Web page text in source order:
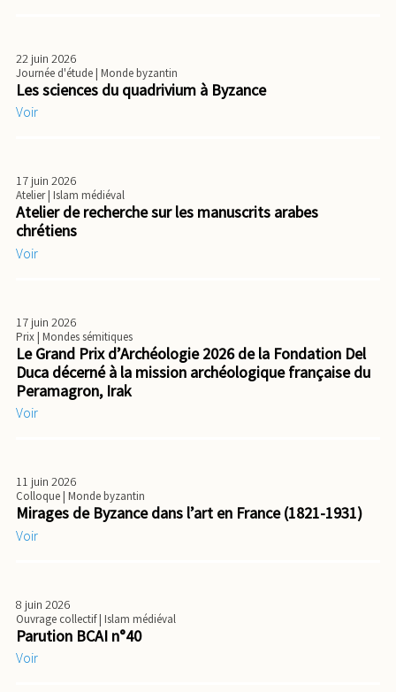
22 juin 2026
Journée d'étude| Monde byzantin
Les sciences du quadrivium à Byzance
Voir
17 juin 2026
Atelier| Islam médiéval
Atelier de recherche sur les manuscrits arabes
chrétiens
Voir
17 juin 2026
Prix| Mondes sémitiques
Le Grand Prix d’Archéologie 2026 de la Fondation Del
Duca décerné à la mission archéologique française du
Peramagron, Irak
Voir
11 juin 2026
Colloque| Monde byzantin
Mirages de Byzance dans l’art en France (1821-1931)
Voir
8 juin 2026
Ouvrage collectif| Islam médiéval
Parution BCAI n°40
Voir